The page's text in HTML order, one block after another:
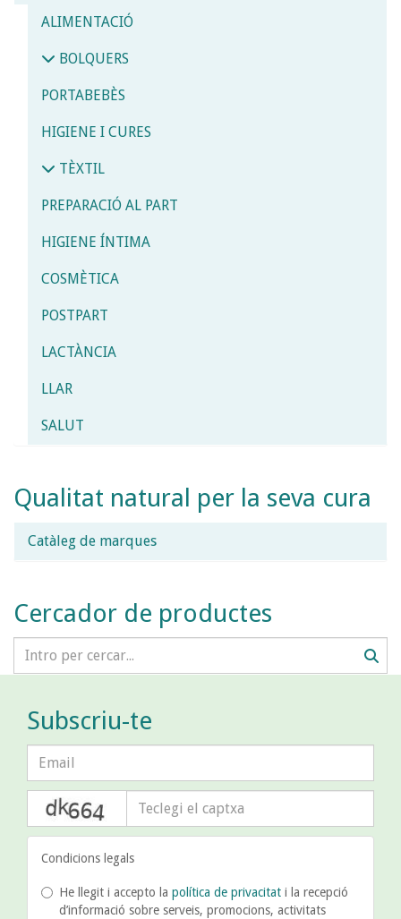
ALIMENTACIÓ
BOLQUERS
PORTABEBÈS
HIGIENE I CURES
TÈXTIL
PREPARACIÓ AL PART
HIGIENE ÍNTIMA
COSMÈTICA
POSTPART
LACTÀNCIA
LLAR
SALUT
Qualitat natural per la seva cura
Catàleg de marques
Cercador de productes
Subscriu-te
Condicions legals
He llegit i accepto la política de privacitat
d’informació sobre serveis, promocions, activitats